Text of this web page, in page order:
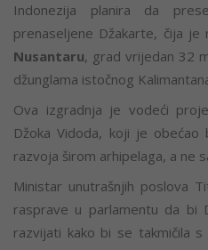
Indonezija planira da
prenaseljene Džakarte, čija je
Nusantaru, grad vrijedan 32
džunglama istočnog
Ova izgradnja je vodeći
Džoka Vidoda, koji je
razvoja širom arhipelaga, a ne
Ministar unutrašnjih poslova
rasprave u parlamentu da bi
razvijati kako bi se takmičila